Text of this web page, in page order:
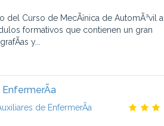
del Curso de MecÃ¡nica de AutomÃ³vil a
formativos que contienen un gran
y...
EnfermerÃ­a
de EnfermerÃ­a